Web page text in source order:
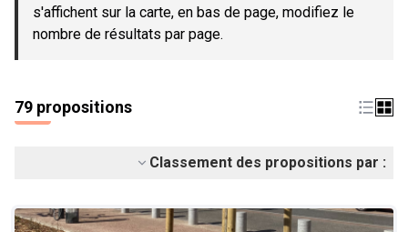
s'affichent sur la carte, en bas de page, modifiez le
nombre de résultats par page.
79 propositions
Classement des propositions par :